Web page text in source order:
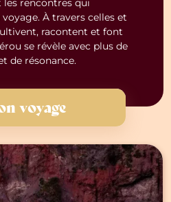
les rencontres qui
À travers celles et
racontent et font
se révèle avec plus de
de résonance.
voyage